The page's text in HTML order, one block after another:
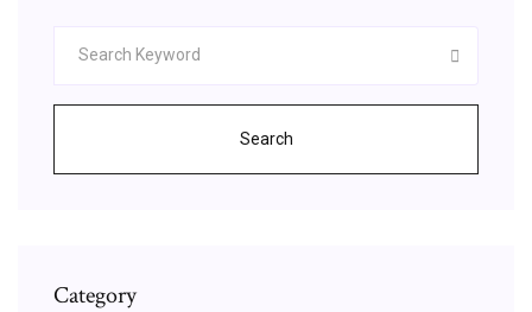
Search
Category